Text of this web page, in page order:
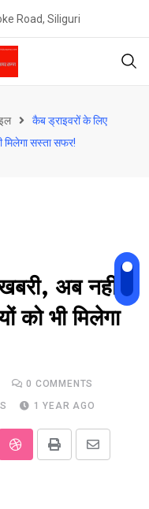
Road, Siliguri
कैब ड्राइवरों के लिए
मिलेगा सस्ता सफर!
अब नहीं
को भी मिलेगा
0 COMMENTS
1 YEAR AGO
StumbleUpon
Print
Share